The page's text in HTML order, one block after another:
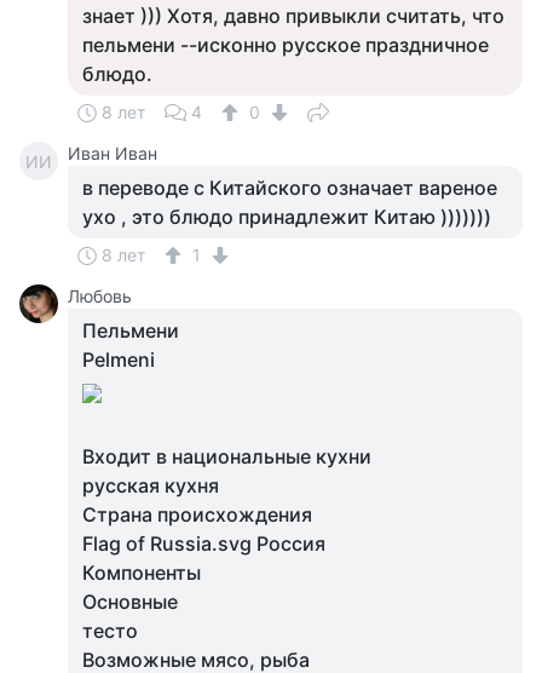
знает ))) Хотя, давно привыкли считать, что
пельмени --исконно русское праздничное
блюдо.
8 лет 4 0
ИИ Иван Иван
в переводе с Китайского означает вареное
ухо , это блюдо принадлежит Китаю )))))))
8 лет
1
Любовь
Пельмени
Pelmeni
Входит в национальные кухни
русская кухня
Страна происхождения
Flag of Russia.svg Россия
Компоненты
Основные
тесто
Возможные мясо, рыба